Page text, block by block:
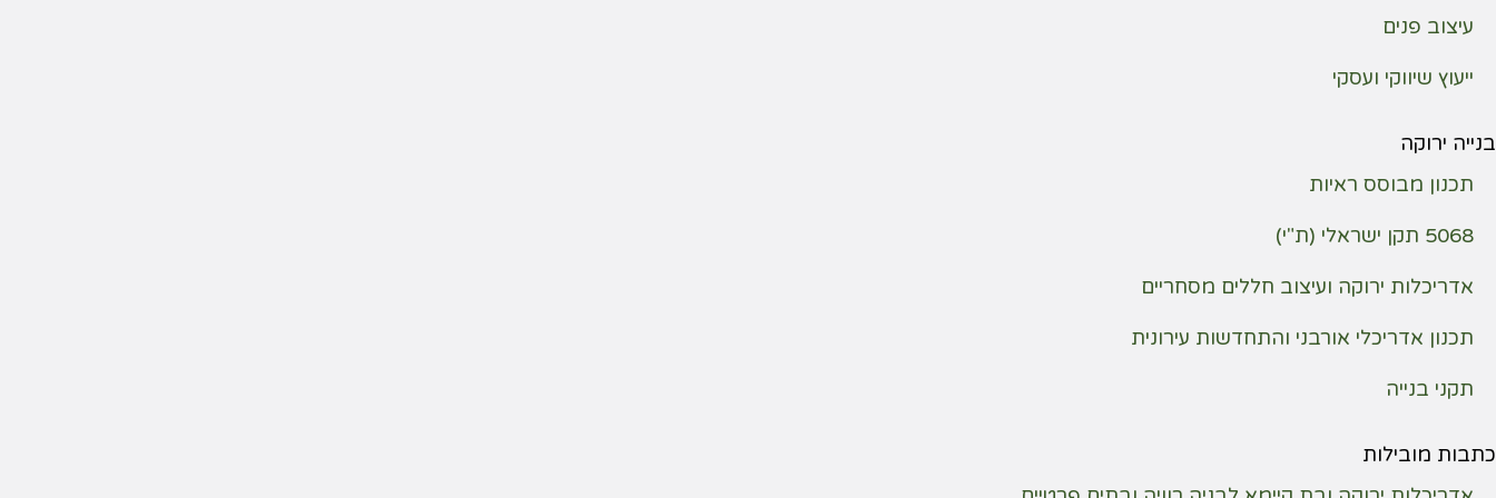
עיצוב פנים
ייעוץ שיווקי ועסקי
בנייה ירוקה
תכנון מבוסס ראיות
5068 תקן ישראלי (ת"י)
אדריכלות ירוקה ועיצוב חללים מסחריים
תכנון אדריכלי אורבני והתחדשות עירונית
תקני בנייה
כתבות מובילות